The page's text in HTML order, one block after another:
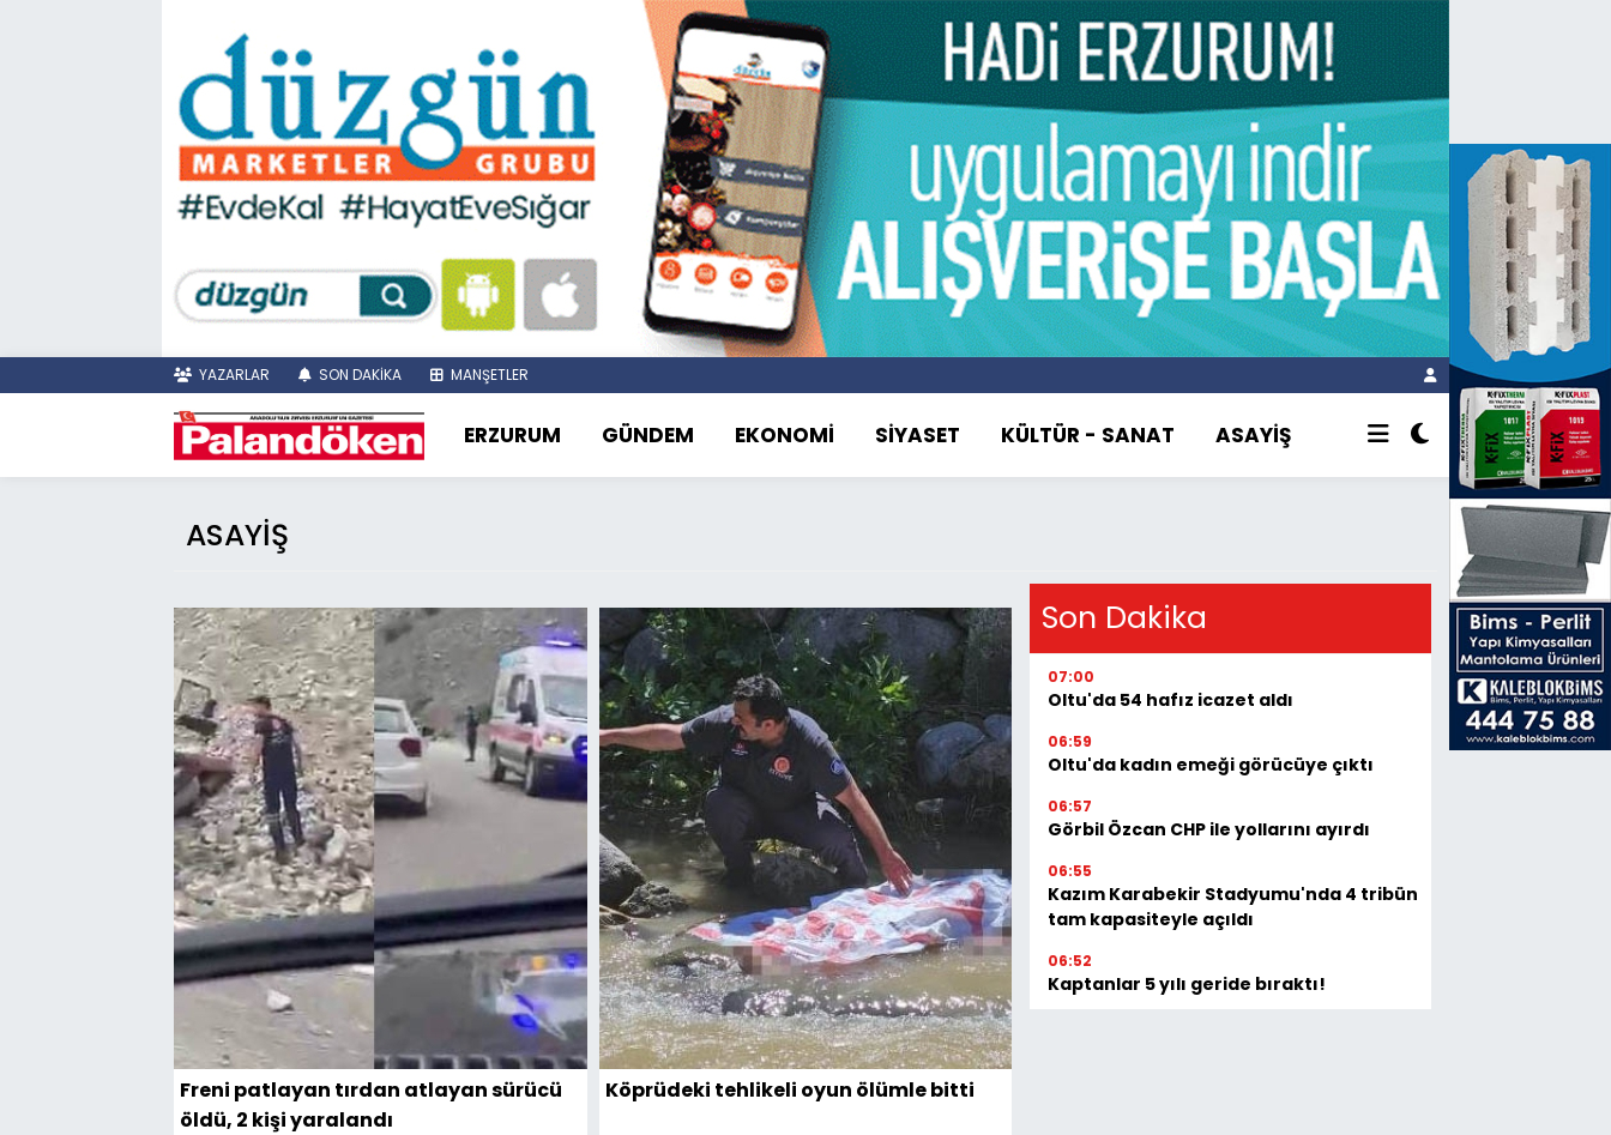
YAZARLAR SON DAKİKA MANŞETLER
ERZURUM GÜNDEM EKONOMİ SİYASET KÜLTÜR - SANAT ASAYİŞ
ASAYİŞ
Freni patlayan tırdan atlayan sürücü
öldü, 2 kişi yaralandı
Köprüdeki tehlikeli oyun ölümle bitti
Son Dakika
07:00
Oltu'da 54 hafız icazet aldı
06:59
Oltu'da kadın emeği görücüye çıktı
06:57
Görbil Özcan CHP ile yollarını ayırdı
06:55
Kazım Karabekir Stadyumu'nda 4 tribün
tam kapasiteyle açıldı
06:52
Kaptanlar 5 yılı geride bıraktı!